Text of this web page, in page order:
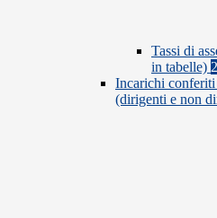
Tassi di
in tabelle)
Incarichi
(dirigenti e non